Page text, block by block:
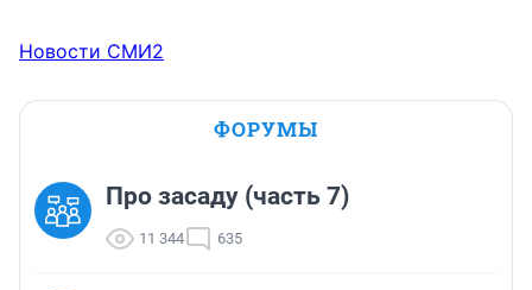
Новости СМИ2
ФОРУМЫ
Про засаду (часть 7)
11 344 635